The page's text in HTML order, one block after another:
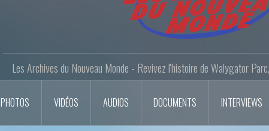
Les Archives du Nouveau Monde - Revivez l'histoire de Walygator
PHOTOS VIDÉOS AUDIOS DOCUMENTS INTERVIEWS